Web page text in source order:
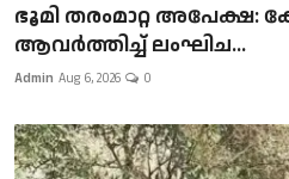
ഭൂമി തരംമാറ്റ
ആവർത്തിച്ച് ലംഘിച...
Admin Aug 6, 2026 0